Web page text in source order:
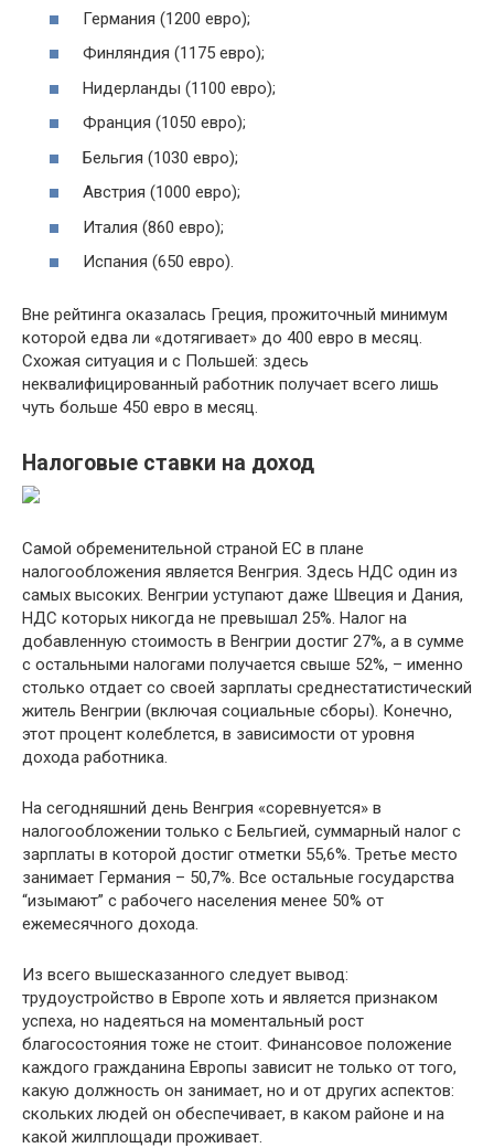
Германия (1200 евро);
Финляндия (1175 евро);
Нидерланды (1100 евро);
Франция (1050 евро);
Бельгия (1030 евро);
Австрия (1000 евро);
Италия (860 евро);
Испания (650 евро).
Вне рейтинга оказалась Греция, прожиточный минимум
которой едва ли «дотягивает» до 400 евро в месяц.
Схожая ситуация и с Польшей: здесь
неквалифицированный работник получает всего лишь
чуть больше 450 евро в месяц.
Налоговые ставки на доход
Самой обременительной страной ЕС в плане
налогообложения является Венгрия. Здесь НДС один из
самых высоких. Венгрии уступают даже Швеция и Дания,
НДС которых никогда не превышал 25%. Налог на
добавленную стоимость в Венгрии достиг 27%, а в сумме
с остальными налогами получается свыше 52%, – именно
столько отдает со своей зарплаты среднестатистический
житель Венгрии (включая социальные сборы). Конечно,
этот процент колеблется, в зависимости от уровня
дохода работника.
На сегодняшний день Венгрия «соревнуется» в
налогообложении только с Бельгией, суммарный налог с
зарплаты в которой достиг отметки 55,6%. Третье место
занимает Германия – 50,7%. Все остальные государства
“изымают” с рабочего населения менее 50% от
ежемесячного дохода.
Из всего вышесказанного следует вывод:
трудоустройство в Европе хоть и является признаком
успеха, но надеяться на моментальный рост
благосостояния тоже не стоит. Финансовое положение
каждого гражданина Европы зависит не только от того,
какую должность он занимает, но и от других аспектов:
скольких людей он обеспечивает, в каком районе и на
какой жилплощади проживает.